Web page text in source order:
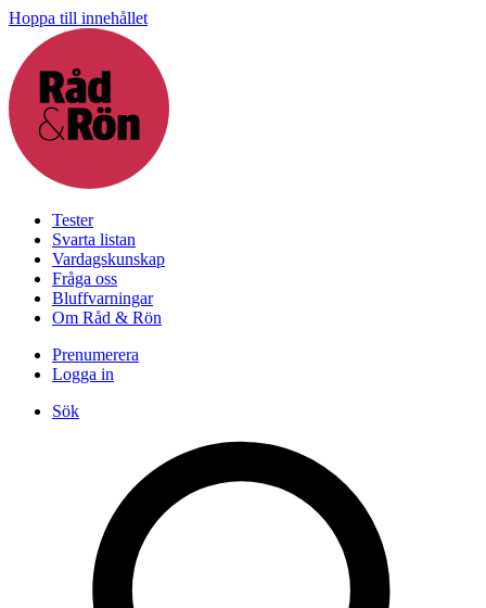
Hoppa till innehållet
Tester
Svarta listan
Vardagskunskap
Fråga oss
Bluffvarningar
Om Råd & Rön
Prenumerera
Logga in
Sök